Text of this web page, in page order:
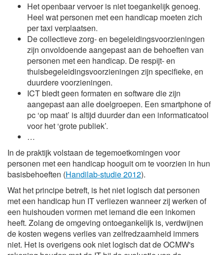
Het openbaar vervoer is niet toegankelijk genoeg.
Heel wat personen met een handicap moeten zich
per taxi verplaatsen.
De collectieve zorg- en begeleidingsvoorzieningen
zijn onvoldoende aangepast aan de behoeften van
personen met een handicap. De respijt- en
thuisbegeleidingsvoorzieningen zijn specifieke, en
duurdere voorzieningen.
ICT biedt geen formaten en software die zijn
aangepast aan alle doelgroepen. Een smartphone of
pc ‘op maat’ is altijd duurder dan een informaticatool
voor het ‘grote publiek’.
…
In de praktijk volstaan de tegemoetkomingen voor
personen met een handicap hooguit om te voorzien in hun
basisbehoeften (Handilab-studie 2012).
Wat het principe betreft, is het niet logisch dat personen
met een handicap hun IT verliezen wanneer zij werken of
een huishouden vormen met iemand die een inkomen
heeft. Zolang de omgeving ontoegankelijk is, verdwijnen
de kosten wegens verlies van zelfredzaamheid immers
niet. Het is overigens ook niet logisch dat de OCMW's